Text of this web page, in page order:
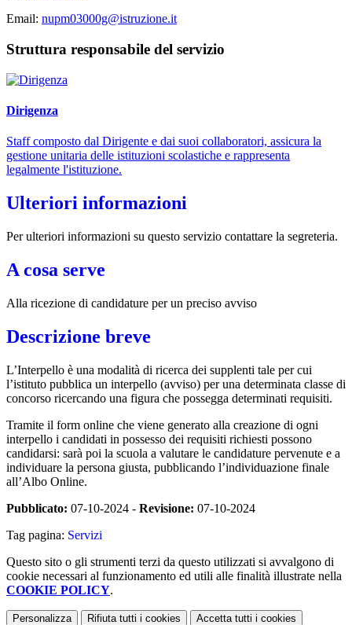
Email: nupm03000g@istruzione.it
Struttura responsabile del servizio
Dirigenza
Staff composto dal Dirigente e dai suoi collaboratori, assicura la
gestione unitaria delle istituzioni scolastiche e rappresenta
legalmente l'istituzione.
Ulteriori informazioni
Per ulteriori informazioni su questo servizio contattare la segreteria.
A cosa serve
Alla ricezione di candidature per un preciso avviso
Descrizione breve
L’Interpello è una modalità di ricerca dei supplenti tale per cui
l’istituto pubblica un interpello (avviso) per una determinata classe di
concorso ricercando una figura che possegga determinati requisiti.
Tramite il form online che viene generato alla creazione di ogni
interpello i candidati in possesso dei requisiti richiesti possono
candidarsi: sarà poi la scuola a valutare le candidature pervenute e a
individuare la persona giusta, pubblicando l’individuazione finale
all’Albo Online.
Pubblicato: 07-10-2024 - Revisione: 07-10-2024
Tag pagina: Servizi
Questo sito o gli strumenti terzi da questo utilizzati si avvalgono di
cookie necessari al funzionamento ed utili alle finalità illustrate nella
COOKIE POLICY.
Personalizza Rifiuta tutti i cookies Accetta tutti i cookies